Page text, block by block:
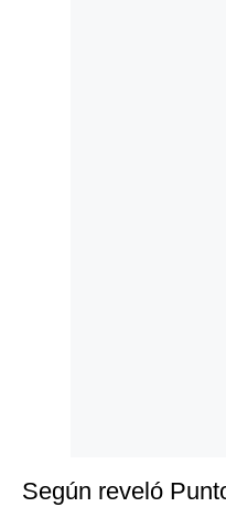
Según reveló